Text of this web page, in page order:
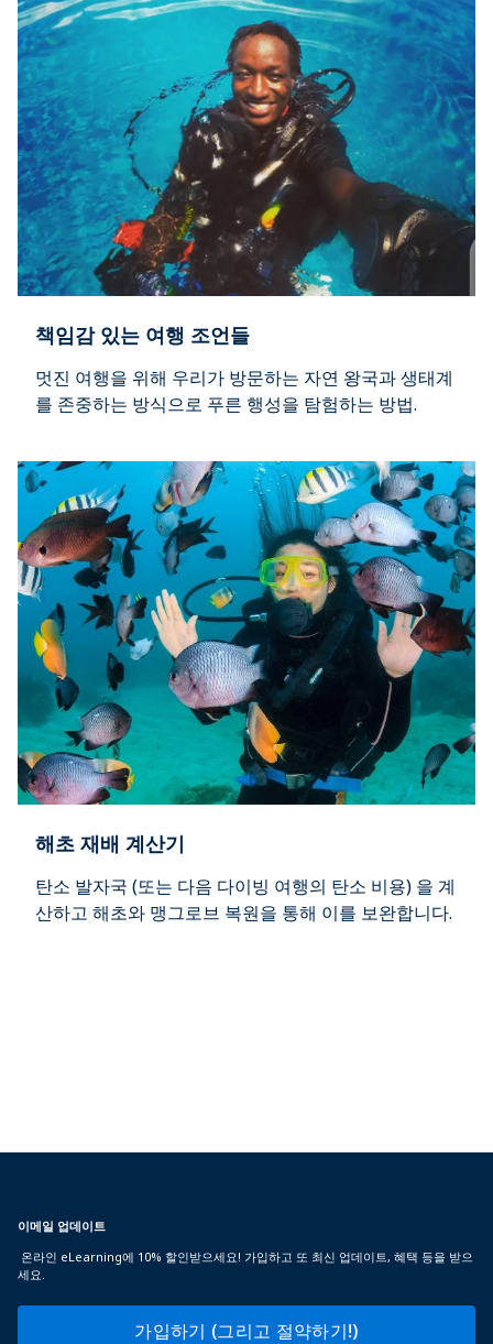
책임감 있는 여행 조언들
멋진 여행을 위해 우리가 방문하는 자연 왕국과 생태계
를 존중하는 방식으로 푸른 행성을 탐험하는 방법.
해초 재배 계산기
탄소 발자국 (또는 다음 다이빙 여행의 탄소 비용) 을 계
산하고 해초와 맹그로브 복원을 통해 이를 보완합니다.
이메일 업데이트
온라인 eLearning에 10% 할인받으세요! 가입하고 또 최신 업데이트, 혜택 등을 받으
세요.
가입하기 (그리고 절약하기!)